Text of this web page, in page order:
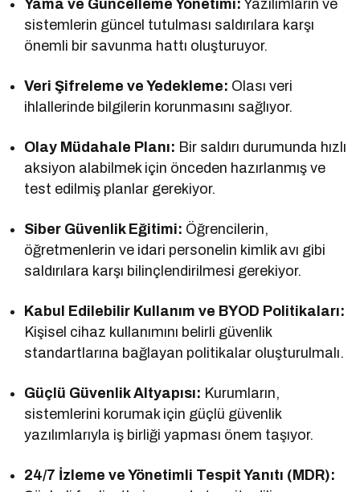
Yama ve Güncelleme Yönetimi: Yazılımların ve
sistemlerin güncel tutulması saldırılara karşı
önemli bir savunma hattı oluşturuyor.
Veri Şifreleme ve Yedekleme: Olası veri
ihlallerinde bilgilerin korunmasını sağlıyor.
Olay Müdahale Planı: Bir saldırı durumunda hızlı
aksiyon alabilmek için önceden hazırlanmış ve
test edilmiş planlar gerekiyor.
Siber Güvenlik Eğitimi: Öğrencilerin,
öğretmenlerin ve idari personelin kimlik avı gibi
saldırılara karşı bilinçlendirilmesi gerekiyor.
Kabul Edilebilir Kullanım ve BYOD Politikaları:
Kişisel cihaz kullanımını belirli güvenlik
standartlarına bağlayan politikalar oluşturulmalı.
Güçlü Güvenlik Altyapısı: Kurumların,
sistemlerini korumak için güçlü güvenlik
yazılımlarıyla iş birliği yapması önem taşıyor.
24/7 İzleme ve Yönetimli Tespit Yanıtı (MDR):